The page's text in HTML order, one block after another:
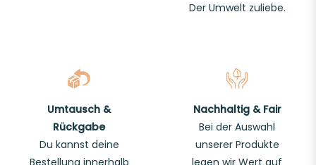
Der Umwelt zuliebe.
Umtausch &
Rückgabe
Du kannst deine
Bestellung innerhalb
Nachhaltig & Fair
Bei der Auswahl
unserer Produkte
legen wir Wert auf